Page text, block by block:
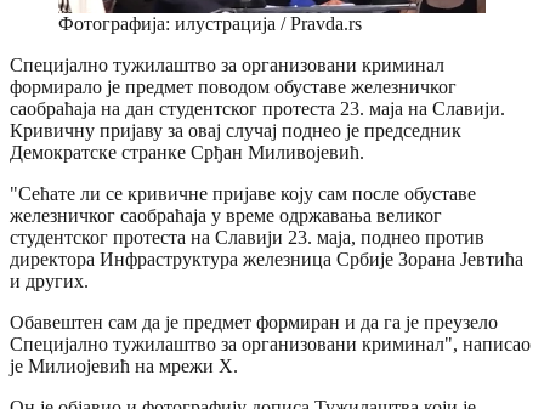
Фотографија: илустрација / Pravda.rs
Специјално тужилаштво за организовани криминал
формирало је предмет поводом обуставе железничког
саобраћаја на дан студентског протеста 23. маја на Славији.
Кривичну пријаву за овај случај поднео је председник
Демократске странке Срђан Миливојевић.
"Сећате ли се кривичне пријаве коју сам после обуставе
железничког саобраћаја у време одржавања великог
студентског протеста на Славији 23. маја, поднео против
директора Инфраструктура железница Србије Зорана Јевтића
и других.
Обавештен сам да је предмет формиран и да га је преузело
Специјално тужилаштво за организовани криминал", написао
је Милиојевић на мрежи X.